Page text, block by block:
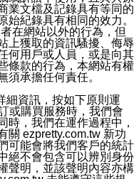
業文檔及記錄具有等同的
始紀錄具有相同的效力。
在網站以外的行為，但
上獲取的資訊騷擾、侮辱
何用戶或人員，或是向其
條款的行為，本網站有權
須承擔任何責任。
細資訊，按如下原則運
或購買服務時，我們會
時，我們在運作過程中，
關 ezpretty.com.tw 新功
可能會將我們客戶的統計
絕不會包含可以辨別身份
聲明，並該聲明內容亦構